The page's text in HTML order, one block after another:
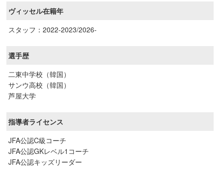
ヴィッセル在籍年
スタッフ：2022-2023/2026-
選手歴
二東中学校（韓国）
サンウ高校（韓国）
芦屋大学
指導者ライセンス
JFA公認C級コーチ
JFA公認GKレベル1コーチ
JFA公認キッズリーダー